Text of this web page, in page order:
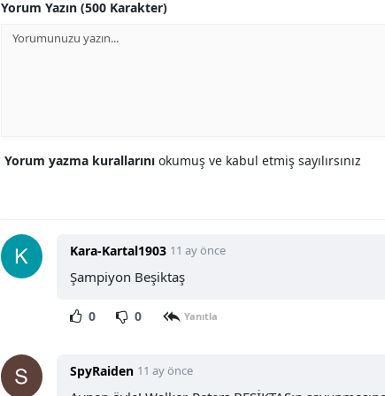
Yorum Yazın (500 Karakter)
Yorum yazma kurallarını okumuş ve kabul etmiş sayılırsınız
Kara-Kartal1903 11 ay önce
Şampiyon Beşiktaş
0 0 Yanıtla
SpyRaiden 11 ay önce